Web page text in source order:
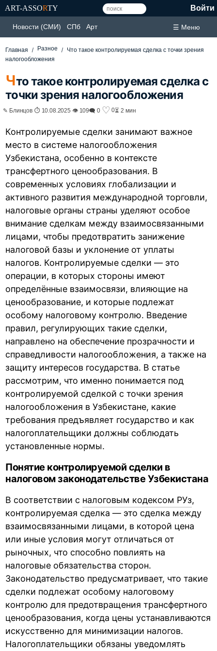
ART-ASSORTY Войти
Новости (СМИ) СПб Арт ☰ Меню
Главная Разное
Что такое контролируемая сделка с точки зрения
налогообложения
Что такое контролируемая сделка с
точки зрения налогообложения
✎ Блинцов ⏱ 10.08.2025 👁 109🗨 0 ♡ 0⏳ 2 мин
Контролируемые сделки занимают важное
место в системе налогообложения
Узбекистана, особенно в контексте
трансфертного ценообразования. В
современных условиях глобализации и
активного развития международной торговли,
налоговые органы страны уделяют особое
внимание сделкам между взаимосвязанными
лицами, чтобы предотвратить занижение
налоговой базы и уклонение от уплаты
налогов. Контролируемые сделки — это
операции, в которых стороны имеют
определённые взаимосвязи, влияющие на
ценообразование, и которые подлежат
особому налоговому контролю. Введение
правил, регулирующих такие сделки,
направлено на обеспечение прозрачности и
справедливости налогообложения, а также на
защиту интересов государства. В статье
рассмотрим, что именно понимается под
контролируемой сделкой с точки зрения
налогообложения в Узбекистане, какие
требования предъявляет государство и как
налогоплательщики должны соблюдать
установленные нормы.
Понятие контролируемой сделки в
налоговом законодательстве Узбекистана
В соответствии с налоговым кодексом РУз,
контролируемая сделка — это сделка между
взаимосвязанными лицами, в которой цена
или иные условия могут отличаться от
рыночных, что способно повлиять на
налоговые обязательства сторон.
Законодательство предусматривает, что такие
сделки подлежат особому налоговому
контролю для предотвращения трансфертного
ценообразования, когда цены устанавливаются
искусственно для минимизации налогов.
Налогоплательщики обязаны уведомлять